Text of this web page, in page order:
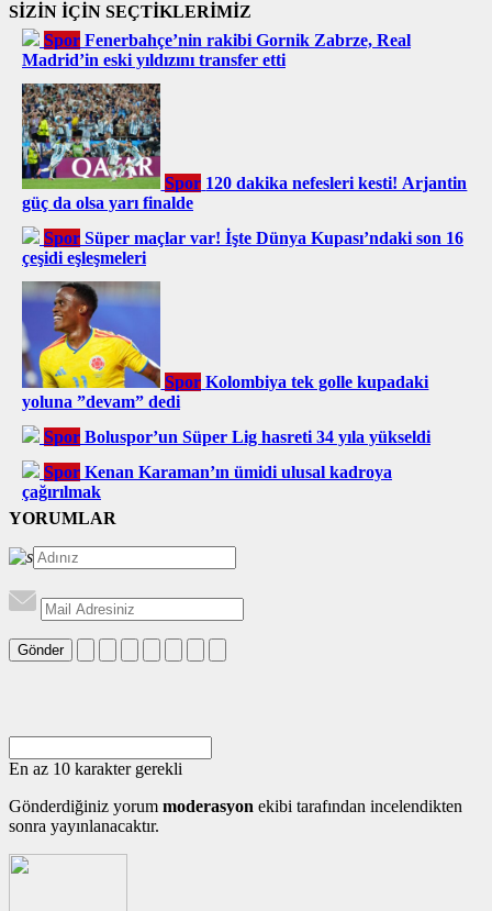
SİZİN İÇİN SEÇTİKLERİMİZ
Spor Fenerbahçe’nin rakibi Gornik Zabrze, Real
Madrid’in eski yıldızını transfer etti
Spor 120 dakika nefesleri kesti! Arjantin
güç da olsa yarı finalde
Spor Süper maçlar var! İşte Dünya Kupası’ndaki son 16
çeşidi eşleşmeleri
Spor Kolombiya tek golle kupadaki
yoluna ”devam” dedi
Spor Boluspor’un Süper Lig hasreti 34 yıla yükseldi
Spor Kenan Karaman’ın ümidi ulusal kadroya
çağırılmak
YORUMLAR
Gönder
En az 10 karakter gerekli
Gönderdiğiniz yorum moderasyon ekibi tarafından incelendikten
sonra yayınlanacaktır.